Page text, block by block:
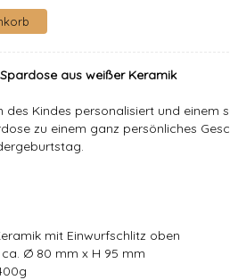
aus weißer Keramik
des Kindes personalisiert und einem
zu einem ganz persönliches
mit Einwurfschlitz oben
Ø 80 mm x H 95 mm